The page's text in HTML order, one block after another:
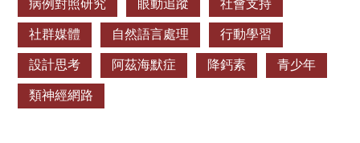
病例對照研究 眼動追蹤 社會支持
社群媒體 自然語言處理 行動學習
設計思考 阿茲海默症 降鈣素 青少年
類神經網路